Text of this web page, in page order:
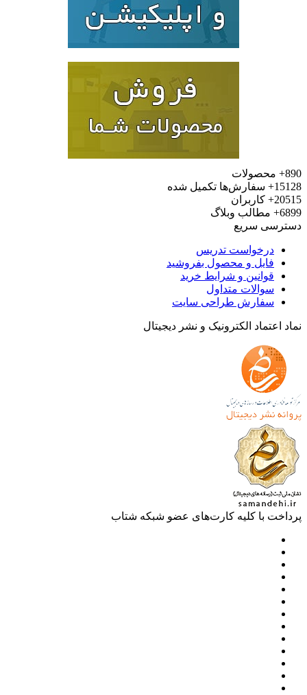
محصولات
سفارش‌ها تکمیل شده
کاربران
مطالب وبلاگ
سریع
درخواست تدریس
فایل و محصول بفروشید
قوانین و شرایط خرید
سوالات متداول
سفارش طراحی سایت
اعتماد الکترونیک و نشر دیجیتال
با کلیه کارت‌های عضو شبکه شتاب